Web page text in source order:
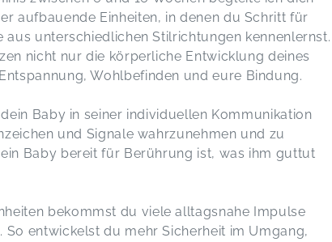
aufbauende Einheiten, in denen du Schritt für
unterschiedlichen Stilrichtungen kennenlernst.
nicht nur die körperliche Entwicklung deines
Wohlbefinden und eure Bindung.
Baby in seiner individuellen Kommunikation
und Signale wahrzunehmen und zu
Baby bereit für Berührung ist, was ihm guttut
bekommst du viele alltagsnahe Impulse
So entwickelst du mehr Sicherheit im Umgang,